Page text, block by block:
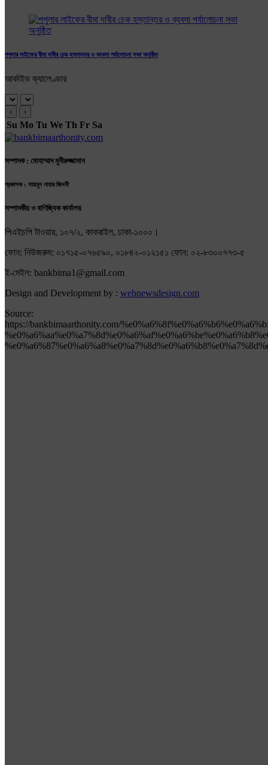
পপুলার লাইফের বীমা দাবীর চেক হস্তান্তর ও ব্যবসা পর্যালোচনা সভা অনুষ্ঠিত
আর্কাইভ ক্যালেণ্ডার
‹ ›
Su Mo Tu We Th Fr Sa
সম্পাদক : মোহাম্মাদ মুনীরুজ্জামান
প্রকাশক : সায়মুন নাহার জিদনী
সম্পাদকীয় ও বাণিজ্যিক কার্যালয়
পিএইচপি টাওয়ার, ১০৭/২, কাকরাইল, ঢাকা-১০০০।
ফোন: নিউজরুম: ০১৭১৫-০৭৬৫৯০, ০১৮৪২-০১২১৫১ ফোন: ০২-৮৩০০৭৭৩-৫
ই-মেইল: bankbima1@gmail.com
Design and Development by : webnewsdesign.com
Source:
https://bankbimaarthonity.com/